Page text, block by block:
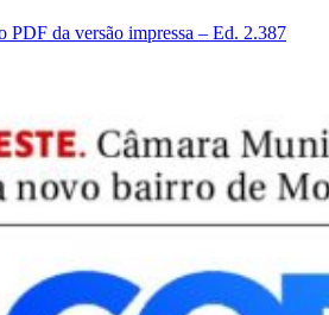
da versão impressa – Ed. 2.387